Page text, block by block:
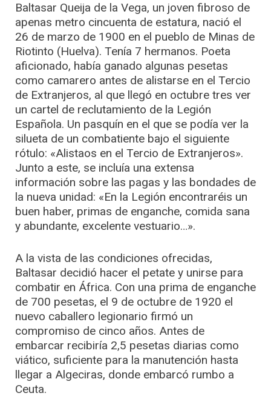
Baltasar Queija de la Vega, un joven fibroso de
apenas metro cincuenta de estatura, nació el
26 de marzo de 1900 en el pueblo de Minas de
Riotinto (Huelva). Tenía 7 hermanos. Poeta
aficionado, había ganado algunas pesetas
como camarero antes de alistarse en el Tercio
de Extranjeros, al que llegó en octubre tres ver
un cartel de reclutamiento de la Legión
Española. Un pasquín en el que se podía ver la
silueta de un combatiente bajo el siguiente
rótulo: «Alistaos en el Tercio de Extranjeros».
Junto a este, se incluía una extensa
información sobre las pagas y las bondades de
la nueva unidad: «En la Legión encontraréis un
buen haber, primas de enganche, comida sana
y abundante, excelente vestuario…».
A la vista de las condiciones ofrecidas,
Baltasar decidió hacer el petate y unirse para
combatir en África. Con una prima de enganche
de 700 pesetas, el 9 de octubre de 1920 el
nuevo caballero legionario firmó un
compromiso de cinco años. Antes de
embarcar recibiría 2,5 pesetas diarias como
viático, suficiente para la manutención hasta
llegar a Algeciras, donde embarcó rumbo a
Ceuta.